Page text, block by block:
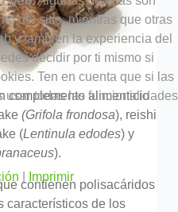
complemento alimenticio
(Grifola frondosa), reishi
(Lentinula edodes) y
).
contienen polisacáridos
característicos de los
del sitio, mientras que otras
y también la experiencia del
decidir por ti mismo si
Ten en cuenta que si las
usar todas las funcionalidades
Imprimir